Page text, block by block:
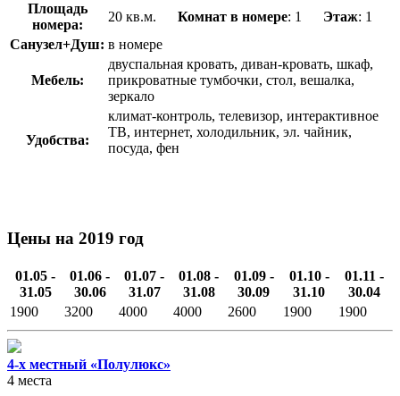
Площадь
номера:
20 кв.м. Комнат в номере: 1 Этаж: 1
Санузел+Душ: в номере
Мебель:
двуспальная кровать, диван-кровать, шкаф,
прикроватные тумбочки, стол, вешалка,
зеркало
Удобства:
климат-контроль, телевизор, интерактивное
ТВ, интернет, холодильник, эл. чайник,
посуда, фен
Цены на 2019 год
01.05 -
31.05
01.06 -
30.06
01.07 -
31.07
01.08 -
31.08
01.09 -
30.09
01.10 -
31.10
01.11 -
30.04
1900
3200 4000 4000 2600 1900 1900
4-х местный «Полулюкс»
4 места